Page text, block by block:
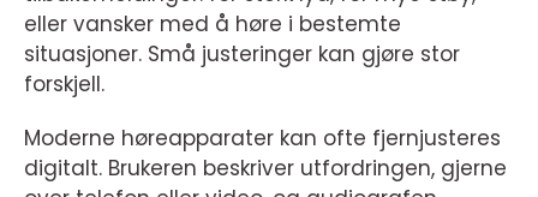
eller vansker med å høre i bestemte
situasjoner. Små justeringer kan gjøre stor
forskjell.
Moderne høreapparater kan ofte fjernjusteres
digitalt. Brukeren beskriver utfordringen, gjerne